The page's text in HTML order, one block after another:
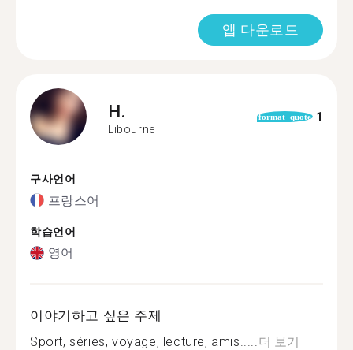
앱 다운로드
H.
Libourne
format_quote 1
구사언어
프랑스어
학습언어
영어
이야기하고 싶은 주제
Sport, séries, voyage, lecture, amis.....더 보기